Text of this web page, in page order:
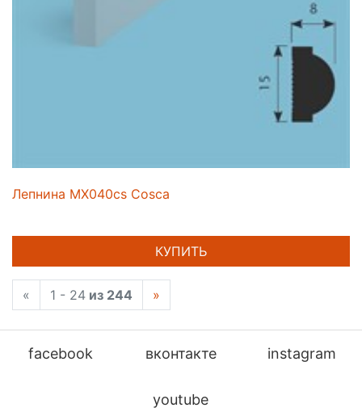
Лепнина MX040cs Cosca
КУПИТЬ
« 1 - 24 из 244 »
facebook вконтакте instagram
youtube